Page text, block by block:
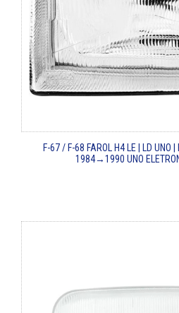
F-67 / F-68 FAROL H4 LE | LD UNO |
1984→1990 UNO